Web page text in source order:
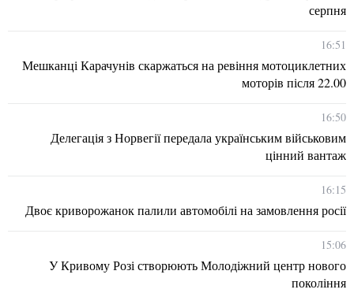
серпня
16:51
Мешканці Карачунів скаржаться на ревіння мотоциклетних
моторів після 22.00
16:50
Делегація з Норвегії передала українським військовим
цінний вантаж
16:15
Двоє криворожанок палили автомобілі на замовлення росії
15:06
У Кривому Розі створюють Молодіжний центр нового
покоління